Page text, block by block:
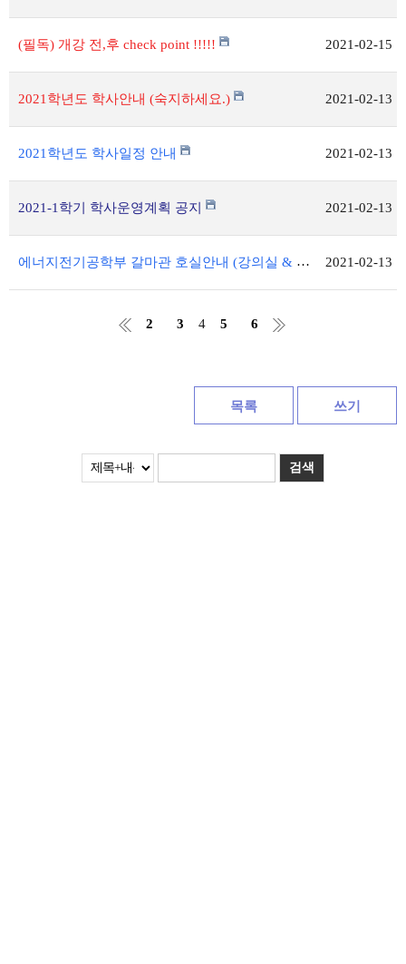
(필독) 개강 전,후 check point !!!!! 2021-02-15
2021학년도 학사안내 (숙지하세요.) 2021-02-13
2021학년도 학사일정 안내 2021-02-13
2021-1학기 학사운영계획 공지 2021-02-13
에너지전기공학부 갈마관 호실안내 (강의실 & 실험실습실, 교수님연구실) 2021-02-13
2 3 4 5 6
목록 쓰기
검색